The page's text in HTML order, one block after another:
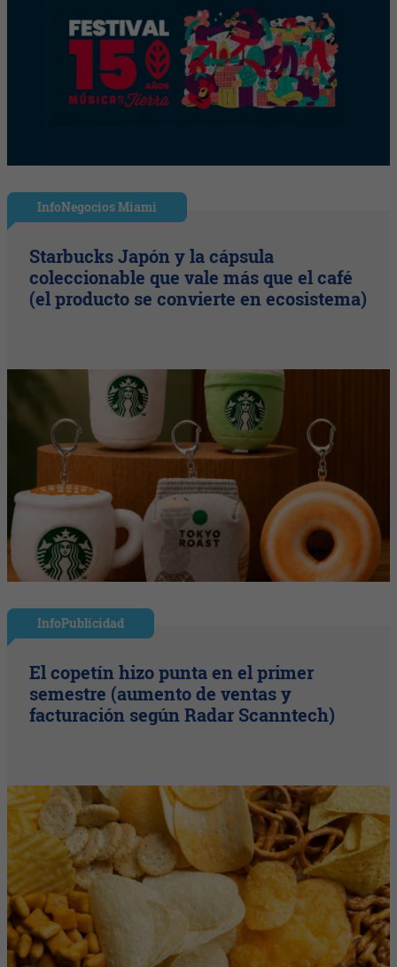
InfoNegocios Miami
Starbucks Japón y la cápsula
coleccionable que vale más que el café
(el producto se convierte en ecosistema)
InfoPublicidad
El copetín hizo punta en el primer
semestre (aumento de ventas y
facturación según Radar Scanntech)